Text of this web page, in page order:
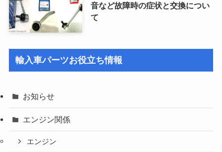
音など故障時の症状と交換につい
て
輸入車パーツお役立ち情報
お知らせ
エンジン関係
エンジン